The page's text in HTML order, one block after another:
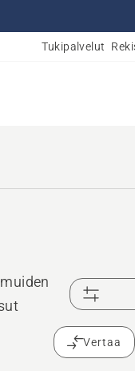
Tukipalvelut
Vertaa